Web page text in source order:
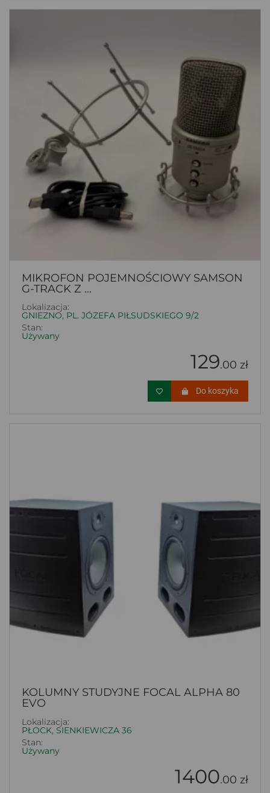
MIKROFON POJEMNOŚCIOWY SAMSON
G-TRACK Z ...
Lokalizacja:
GNIEZNO, PL. JÓZEFA PIŁSUDSKIEGO 9/2
Stan:
Używany
129.00 zł
Do koszyka
KOLUMNY STUDYJNE FOCAL ALPHA 80
EVO
Lokalizacja:
PŁOCK, SIENKIEWICZA 36
Stan:
Używany
1400.00 zł